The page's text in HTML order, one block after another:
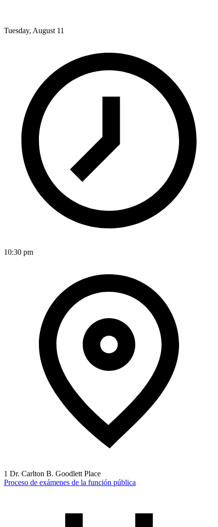
Tuesday, August 11
10:30 pm
1 Dr. Carlton B. Goodlett Place
Proceso de exámenes de la función pública